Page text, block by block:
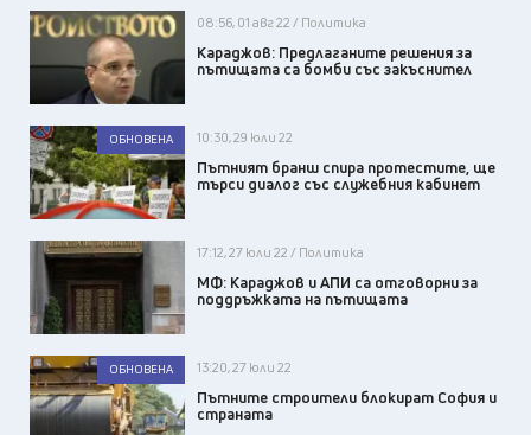
08:56, 01 авг 22 / Политика
Караджов: Предлаганите решения за
пътищата са бомби със закъснител
ОБНОВЕНА 10:30, 29 юли 22
Пътният бранш спира протестите, ще
търси диалог със служебния кабинет
17:12, 27 юли 22 / Политика
МФ: Караджов и АПИ са отговорни за
поддръжката на пътищата
ОБНОВЕНА 13:20, 27 юли 22
Пътните строители блокират София и
страната